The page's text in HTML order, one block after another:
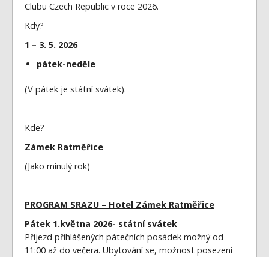
Clubu Czech Republic v roce 2026.
Kdy?
1 – 3. 5. 2026
pátek-neděle
(V pátek je státní svátek).
Kde?
Zámek Ratměřice
(Jako minulý rok)
PROGRAM SRAZU – Hotel Zámek Ratměřice
Pátek 1.května 2026- státní svátek
Příjezd přihlášených pátečních posádek možný od
11:00 až do večera. Ubytování se, možnost posezení